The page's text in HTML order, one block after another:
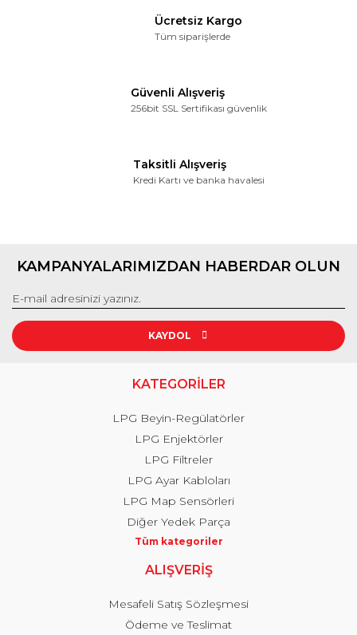
Ücretsiz Kargo
Tüm siparişlerde
Güvenli Alışveriş
256bit SSL Sertifikası güvenlik
Taksitli Alışveriş
Kredi Kartı ve banka havalesi
KAMPANYALARIMIZDAN HABERDAR OLUN
KAYDOL
KATEGORİLER
LPG Beyin-Regülatörler
LPG Enjektörler
LPG Filtreler
LPG Ayar Kabloları
LPG Map Sensörleri
Diğer Yedek Parça
Tüm kategoriler
ALIŞVERİŞ
Mesafeli Satış Sözleşmesi
Ödeme ve Teslimat